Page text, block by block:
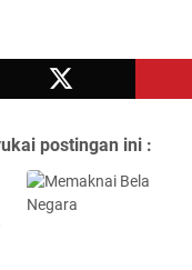
postingan ini :